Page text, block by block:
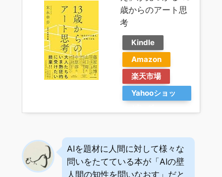
歳からのアート思
考
Kindle
Amazon
楽天市場
Yahooショッ
AIを題材に人間に対して様々な
問いをたてている本が「AIの壁
人間の知性を問いなおす」だと